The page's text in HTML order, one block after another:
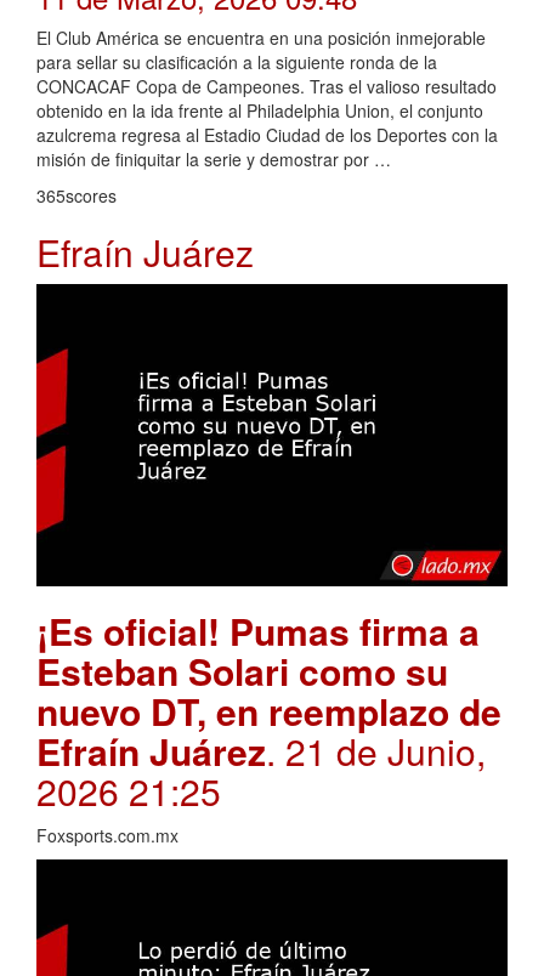
El Club América se encuentra en una posición inmejorable
para sellar su clasificación a la siguiente ronda de la
CONCACAF Copa de Campeones. Tras el valioso resultado
obtenido en la ida frente al Philadelphia Union, el conjunto
azulcrema regresa al Estadio Ciudad de los Deportes con la
misión de finiquitar la serie y demostrar por …
365scores
Efraín Juárez
¡Es oficial! Pumas firma a
Esteban Solari como su
nuevo DT, en reemplazo de
Efraín Juárez. 21 de Junio,
2026 21:25
Foxsports.com.mx